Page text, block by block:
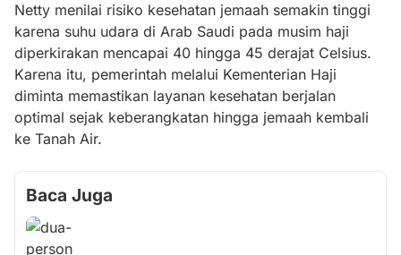
Netty menilai risiko kesehatan jemaah semakin tinggi
karena suhu udara di Arab Saudi pada musim haji
diperkirakan mencapai 40 hingga 45 derajat Celsius.
Karena itu, pemerintah melalui Kementerian Haji
diminta memastikan layanan kesehatan berjalan
optimal sejak keberangkatan hingga jemaah kembali
ke Tanah Air.
Baca Juga